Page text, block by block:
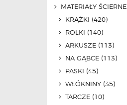
MATERIAŁY ŚCIERNE
KRĄŻKI (420)
ROLKI (140)
ARKUSZE (113)
NA GĄBCE (113)
PASKI (45)
WŁÓKNINY (35)
TARCZE (10)